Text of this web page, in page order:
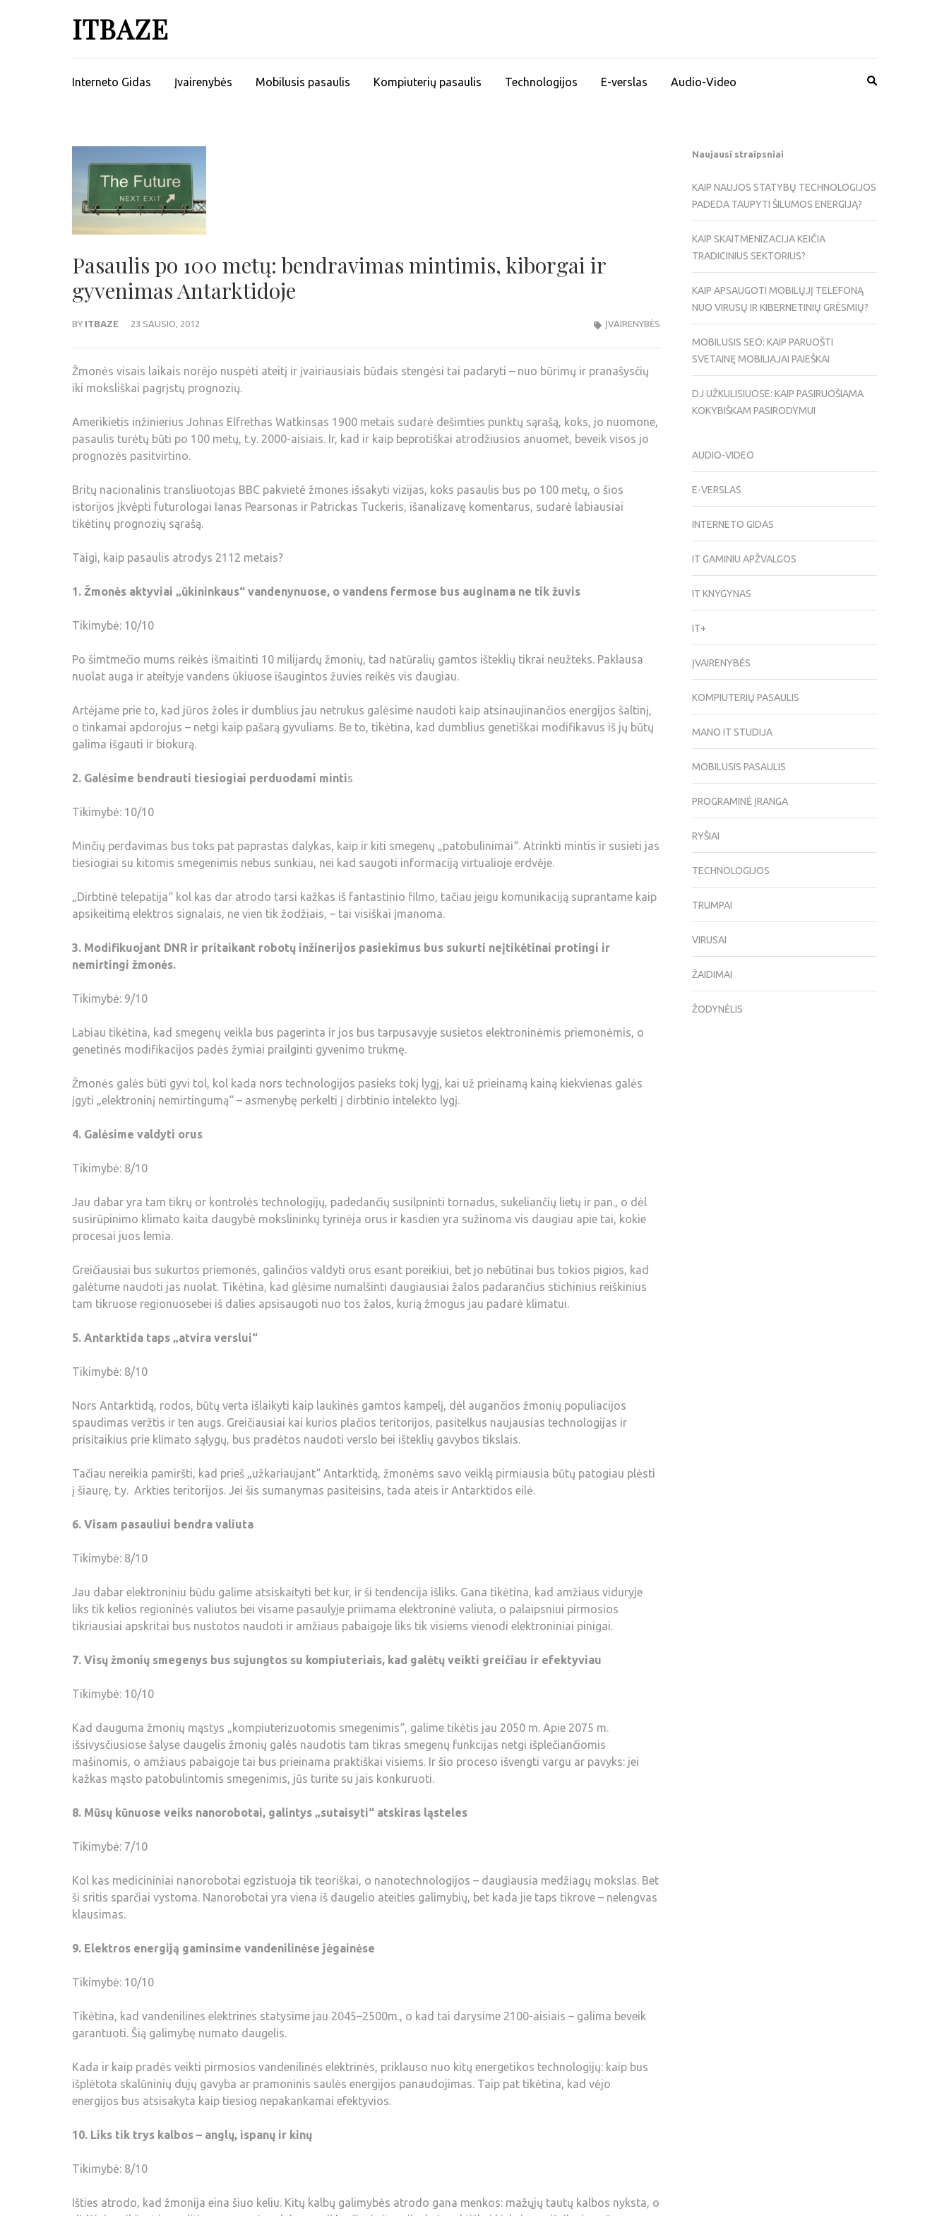
ITBAZE
Interneto Gidas Įvairenybės Mobilusis pasaulis Kompiuterių pasaulis Technologijos E-verslas Audio-Video
Pasaulis po 100 metų: bendravimas mintimis, kiborgai ir
gyvenimas Antarktidoje
BY ITBAZE 23 SAUSIO, 2012 ĮVAIRENYBĖS
Žmonės visais laikais norėjo nuspėti ateitį ir įvairiausiais būdais stengėsi tai padaryti – nuo būrimų ir pranašysčių
iki moksliškai pagrįstų prognozių.
Amerikietis inžinierius Johnas Elfrethas Watkinsas 1900 metais sudarė dešimties punktų sąrašą, koks, jo nuomone,
pasaulis turėtų būti po 100 metų, t.y. 2000-aisiais. Ir, kad ir kaip beprotiškai atrodžiusios anuomet, beveik visos jo
prognozės pasitvirtino.
Britų nacionalinis transliuotojas BBC pakvietė žmones išsakyti vizijas, koks pasaulis bus po 100 metų, o šios
istorijos įkvėpti futurologai Ianas Pearsonas ir Patrickas Tuckeris, išanalizavę komentarus, sudarė labiausiai
tikėtinų prognozių sąrašą.
Taigi, kaip pasaulis atrodys 2112 metais?
1. Žmonės aktyviai „ūkininkaus“ vandenynuose, o vandens fermose bus auginama ne tik žuvis
Tikimybė: 10/10
Po šimtmečio mums reikės išmaitinti 10 milijardų žmonių, tad natūralių gamtos išteklių tikrai neužteks. Paklausa
nuolat auga ir ateityje vandens ūkiuose išaugintos žuvies reikės vis daugiau.
Artėjame prie to, kad jūros žoles ir dumblius jau netrukus galėsime naudoti kaip atsinaujinančios energijos šaltinį,
o tinkamai apdorojus – netgi kaip pašarą gyvuliams. Be to, tikėtina, kad dumblius genetiškai modifikavus iš jų būtų
galima išgauti ir biokurą.
2. Galėsime bendrauti tiesiogiai perduodami mintis
Tikimybė: 10/10
Minčių perdavimas bus toks pat paprastas dalykas, kaip ir kiti smegenų „patobulinimai“. Atrinkti mintis ir susieti jas
tiesiogiai su kitomis smegenimis nebus sunkiau, nei kad saugoti informaciją virtualioje erdvėje.
„Dirbtinė telepatija“ kol kas dar atrodo tarsi kažkas iš fantastinio filmo, tačiau jeigu komunikaciją suprantame kaip
apsikeitimą elektros signalais, ne vien tik žodžiais, – tai visiškai įmanoma.
3. Modifikuojant DNR ir pritaikant robotų inžinerijos pasiekimus bus sukurti neįtikėtinai protingi ir
nemirtingi žmonės.
Tikimybė: 9/10
Labiau tikėtina, kad smegenų veikla bus pagerinta ir jos bus tarpusavyje susietos elektroninėmis priemonėmis, o
genetinės modifikacijos padės žymiai prailginti gyvenimo trukmę.
Žmonės galės būti gyvi tol, kol kada nors technologijos pasieks tokį lygį, kai už prieinamą kainą kiekvienas galės
įgyti „elektroninį nemirtingumą“ – asmenybę perkelti į dirbtinio intelekto lygį.
4. Galėsime valdyti orus
Tikimybė: 8/10
Jau dabar yra tam tikrų or kontrolės technologijų, padedančių susilpninti tornadus, sukeliančių lietų ir pan., o dėl
susirūpinimo klimato kaita daugybė mokslininkų tyrinėja orus ir kasdien yra sužinoma vis daugiau apie tai, kokie
procesai juos lemia.
Greičiausiai bus sukurtos priemonės, galinčios valdyti orus esant poreikiui, bet jo nebūtinai bus tokios pigios, kad
galėtume naudoti jas nuolat. Tikėtina, kad glėsime numalšinti daugiausiai žalos padarančius stichinius reiškinius
tam tikruose regionuosebei iš dalies apsisaugoti nuo tos žalos, kurią žmogus jau padarė klimatui.
5. Antarktida taps „atvira verslui“
Tikimybė: 8/10
Nors Antarktidą, rodos, būtų verta išlaikyti kaip laukinės gamtos kampelį, dėl augančios žmonių populiacijos
spaudimas veržtis ir ten augs. Greičiausiai kai kurios plačios teritorijos, pasitelkus naujausias technologijas ir
prisitaikius prie klimato sąlygų, bus pradėtos naudoti verslo bei išteklių gavybos tikslais.
Tačiau nereikia pamiršti, kad prieš „užkariaujant“ Antarktidą, žmonėms savo veiklą pirmiausia būtų patogiau plėsti
į šiaurę, t.y. Arkties teritorijos. Jei šis sumanymas pasiteisins, tada ateis ir Antarktidos eilė.
6. Visam pasauliui bendra valiuta
Tikimybė: 8/10
Jau dabar elektroniniu būdu galime atsiskaityti bet kur, ir ši tendencija išliks. Gana tikėtina, kad amžiaus viduryje
liks tik kelios regioninės valiutos bei visame pasaulyje priimama elektroninė valiuta, o palaipsniui pirmosios
tikriausiai apskritai bus nustotos naudoti ir amžiaus pabaigoje liks tik visiems vienodi elektroniniai pinigai.
7. Visų žmonių smegenys bus sujungtos su kompiuteriais, kad galėtų veikti greičiau ir efektyviau
Tikimybė: 10/10
Kad dauguma žmonių mąstys „kompiuterizuotomis smegenimis“, galime tikėtis jau 2050 m. Apie 2075 m.
išsivysčiusiose šalyse daugelis žmonių galės naudotis tam tikras smegenų funkcijas netgi išplečiančiomis
mašinomis, o amžiaus pabaigoje tai bus prieinama praktiškai visiems. Ir šio proceso išvengti vargu ar pavyks: jei
kažkas mąsto patobulintomis smegenimis, jūs turite su jais konkuruoti.
8. Mūsų kūnuose veiks nanorobotai, galintys „sutaisyti“ atskiras ląsteles
Tikimybė: 7/10
Kol kas medicininiai nanorobotai egzistuoja tik teoriškai, o nanotechnologijos – daugiausia medžiagų mokslas. Bet
ši sritis sparčiai vystoma. Nanorobotai yra viena iš daugelio ateities galimybių, bet kada jie taps tikrove – nelengvas
klausimas.
9. Elektros energiją gaminsime vandenilinėse jėgainėse
Tikimybė: 10/10
Tikėtina, kad vandenilines elektrines statysime jau 2045–2500m., o kad tai darysime 2100-aisiais – galima beveik
garantuoti. Šią galimybę numato daugelis.
Kada ir kaip pradės veikti pirmosios vandenilinės elektrinės, priklauso nuo kitų energetikos technologijų: kaip bus
išplėtota skalūninių dujų gavyba ar pramoninis saulės energijos panaudojimas. Taip pat tikėtina, kad vėjo
energijos bus atsisakyta kaip tiesiog nepakankamai efektyvios.
10. Liks tik trys kalbos – anglų, ispanų ir kinų
Tikimybė: 8/10
Išties atrodo, kad žmonija eina šiuo keliu. Kitų kalbų galimybės atrodo gana menkos: mažųjų tautų kalbos nyksta, o
Naujausi straipsniai
KAIP NAUJOS STATYBŲ TECHNOLOGIJOS
PADEDA TAUPYTI ŠILUMOS ENERGIJĄ?
KAIP SKAITMENIZACIJA KEIČIA
TRADICINIUS SEKTORIUS?
KAIP APSAUGOTI MOBILŲJĮ TELEFONĄ
NUO VIRUSŲ IR KIBERNETINIŲ GRĖSMIŲ?
MOBILUSIS SEO: KAIP PARUOŠTI
SVETAINĘ MOBILIAJAI PAIEŠKAI
DJ UŽKULISIUOSE: KAIP PASIRUOŠIAMA
KOKYBIŠKAM PASIRODYMUI
AUDIO-VIDEO
E-VERSLAS
INTERNETO GIDAS
IT GAMINIU APŽVALGOS
IT KNYGYNAS
IT+
ĮVAIRENYBĖS
KOMPIUTERIŲ PASAULIS
MANO IT STUDIJA
MOBILUSIS PASAULIS
PROGRAMINĖ ĮRANGA
RYŠIAI
TECHNOLOGIJOS
TRUMPAI
VIRUSAI
ŽAIDIMAI
ŽODYNĖLIS